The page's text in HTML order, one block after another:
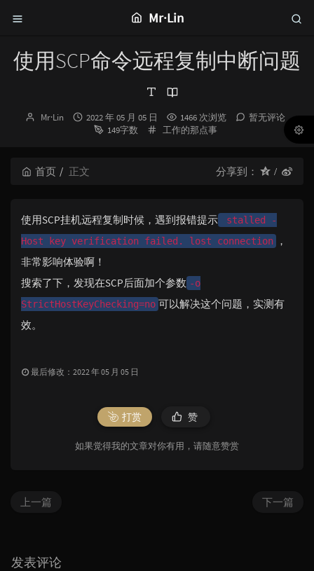
Mr·Lin
使用SCP命令远程复制中断问题
博
Mr·Lin
发
布
2022 年 05 月 05 日 1466 次浏览
暂无评论
149字数
分
工作的那点事
首页 正文 分享到：
使用SCP挂机远程复制时候，遇到报错提示
stalled -
Host key verification failed. lost connection
，
非常影响体验啊！
搜索了下，发现在SCP后面加个参数 -o
StrictHostKeyChecking=no 可以解决这个问题，实测有
效。
最后修改：2022 年 05 月 05 日
打赏 赞
如果觉得我的文章对你有用，请随意赞赏
下一篇
上一篇
发表评论